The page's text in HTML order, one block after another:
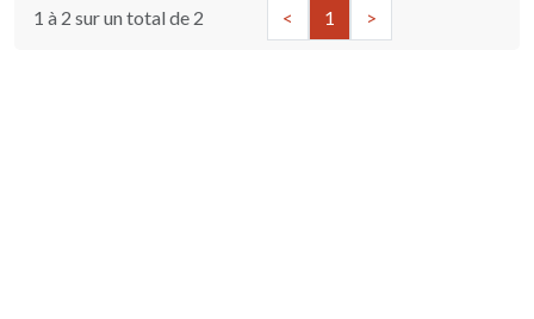
1 à 2 sur un total de 2 < 1 >